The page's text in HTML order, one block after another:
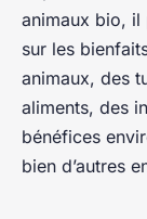
animaux bio, il
sur les
animaux, des
aliments, des
bénéfices
bien d’autres